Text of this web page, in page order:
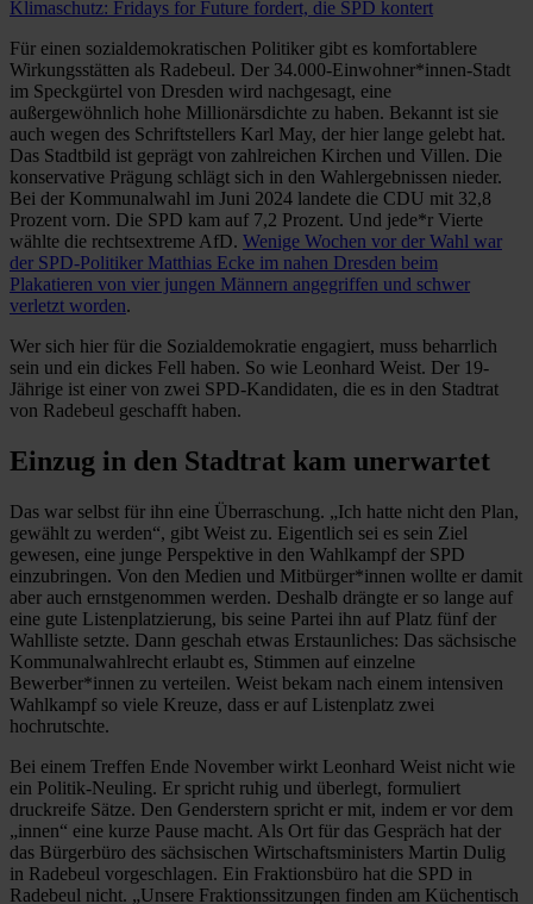
Klimaschutz: Fridays for Future fordert, die SPD kontert
Für einen sozialdemokratischen Politiker gibt es komfortablere
Wirkungsstätten als Radebeul. Der 34.000-Einwohner*innen-Stadt
im Speckgürtel von Dresden wird nachgesagt, eine
außergewöhnlich hohe Millionärsdichte zu haben. Bekannt ist sie
auch wegen des Schriftstellers Karl May, der hier lange gelebt hat.
Das Stadtbild ist geprägt von zahlreichen Kirchen und Villen. Die
konservative Prägung schlägt sich in den Wahlergebnissen nieder.
Bei der Kommunalwahl im Juni 2024 landete die CDU mit 32,8
Prozent vorn. Die SPD kam auf 7,2 Prozent. Und jede*r Vierte
wählte die rechtsextreme AfD. Wenige Wochen vor der Wahl war
der SPD-Politiker Matthias Ecke im nahen Dresden beim
Plakatieren von vier jungen Männern angegriffen und schwer
verletzt worden.
Wer sich hier für die Sozialdemokratie engagiert, muss beharrlich
sein und ein dickes Fell haben. So wie Leonhard Weist. Der 19-
Jährige ist einer von zwei SPD-Kandidaten, die es in den Stadtrat
von Radebeul geschafft haben.
Einzug in den Stadtrat kam unerwartet
Das war selbst für ihn eine Überraschung. „Ich hatte nicht den Plan,
gewählt zu werden“, gibt Weist zu. Eigentlich sei es sein Ziel
gewesen, eine junge Perspektive in den Wahlkampf der SPD
einzubringen. Von den Medien und Mitbürger*innen wollte er damit
aber auch ernstgenommen werden. Deshalb drängte er so lange auf
eine gute Listenplatzierung, bis seine Partei ihn auf Platz fünf der
Wahlliste setzte. Dann geschah etwas Erstaunliches: Das sächsische
Kommunalwahlrecht erlaubt es, Stimmen auf einzelne
Bewerber*innen zu verteilen. Weist bekam nach einem intensiven
Wahlkampf so viele Kreuze, dass er auf Listenplatz zwei
hochrutschte.
Bei einem Treffen Ende November wirkt Leonhard Weist nicht wie
ein Politik-Neuling. Er spricht ruhig und überlegt, formuliert
druckreife Sätze. Den Genderstern spricht er mit, indem er vor dem
„innen“ eine kurze Pause macht. Als Ort für das Gespräch hat der
das Bürgerbüro des sächsischen Wirtschaftsministers Martin Dulig
in Radebeul vorgeschlagen. Ein Fraktionsbüro hat die SPD in
Radebeul nicht. „Unsere Fraktionssitzungen finden am Küchentisch